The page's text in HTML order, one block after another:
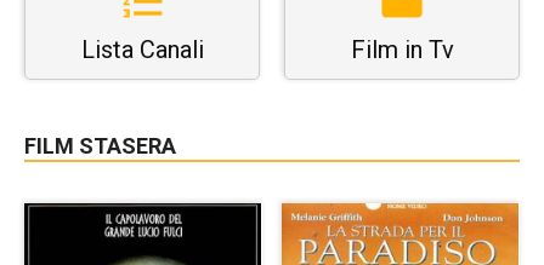
Lista Canali Film in Tv
FILM STASERA